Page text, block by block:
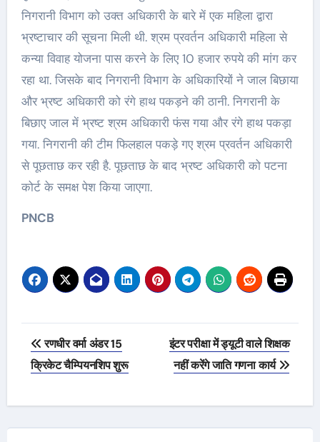
निगरानी विभाग को उक्त अधिकारी के बारे में एक महिला द्वारा
भ्रष्टाचार की सूचना मिली थी. श्रम प्रवर्तन अधिकारी महिला से
कन्या विवाह योजना पास करने के लिए 10 हजार रुपये की मांग कर
रहा था. जिसके बाद निगरानी विभाग के अधिकारियों ने जाल बिछाया
और भ्रष्ट अधिकारी को रंगे हाथ पकड़ने की ठानी. निगरानी के
बिछाए जाल में भ्रष्ट श्रम अधिकारी फंस गया और रंगे हाथ पकड़ा
गया. निगरानी की टीम फिलहाल पकड़े गए श्रम प्रवर्तन अधिकारी
से पूछताछ कर रही है. पूछताछ के बाद भ्रष्ट अधिकारी को पटना
कोर्ट के समक्ष पेश किया जाएगा.
PNCB
Post
navigation
रणधीर वर्मा अंडर 15
क्रिकेट चैम्पियनशिप शुरू
इंटर परीक्षा में ड्यूटी वाले शिक्षक
नहीं करेंगे जाति गणना कार्य